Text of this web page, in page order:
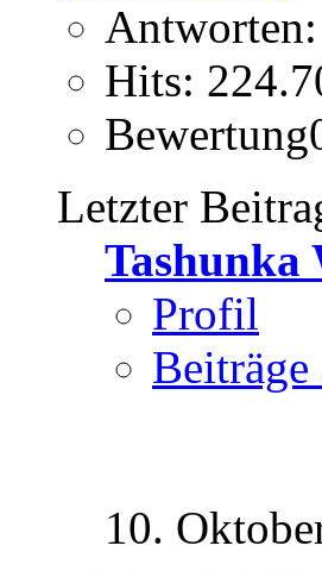
Antworten:
Hits:
Letzter
Tashunka
Profil
Beiträge
10.